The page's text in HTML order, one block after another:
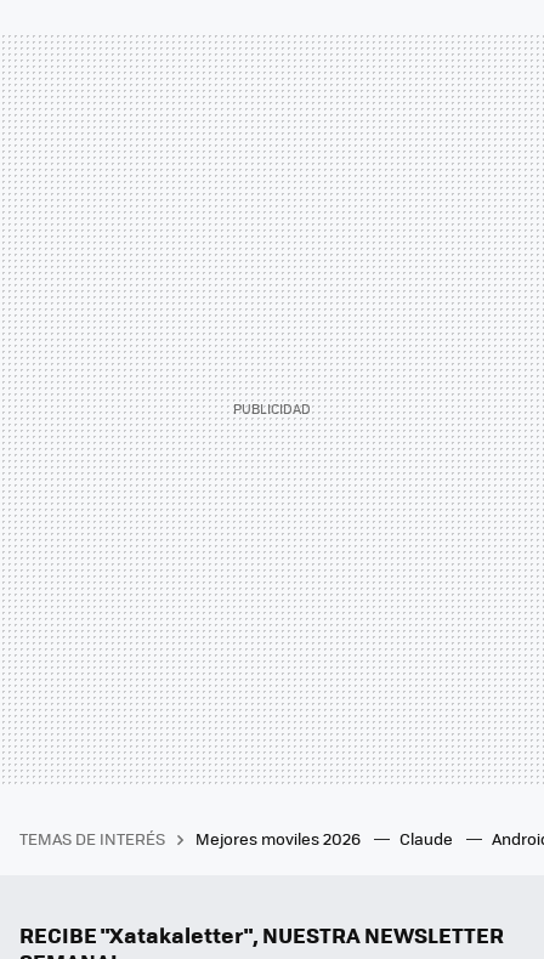
TEMAS DE INTERÉS Mejores moviles 2026 Claude
RECIBE "Xatakaletter", NUESTRA NEWSLETTER